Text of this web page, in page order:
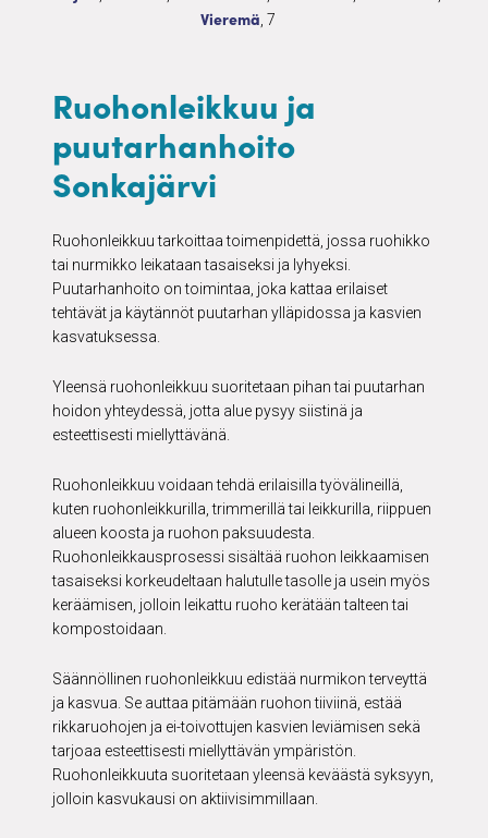
Ruohonleikkuu ja puutarhanhoito
Vieremä7 palvelua
, 7
Ruohonleikkuu ja
puutarhanhoito
Sonkajärvi
Ruohonleikkuu tarkoittaa toimenpidettä, jossa ruohikko
tai nurmikko leikataan tasaiseksi ja lyhyeksi.
Puutarhanhoito on toimintaa, joka kattaa erilaiset
tehtävät ja käytännöt puutarhan ylläpidossa ja kasvien
kasvatuksessa.
Yleensä ruohonleikkuu suoritetaan pihan tai puutarhan
hoidon yhteydessä, jotta alue pysyy siistinä ja
esteettisesti miellyttävänä.
Ruohonleikkuu voidaan tehdä erilaisilla työvälineillä,
kuten ruohonleikkurilla, trimmerillä tai leikkurilla, riippuen
alueen koosta ja ruohon paksuudesta.
Ruohonleikkausprosessi sisältää ruohon leikkaamisen
tasaiseksi korkeudeltaan halutulle tasolle ja usein myös
keräämisen, jolloin leikattu ruoho kerätään talteen tai
kompostoidaan.
Säännöllinen ruohonleikkuu edistää nurmikon terveyttä
ja kasvua. Se auttaa pitämään ruohon tiiviinä, estää
rikkaruohojen ja ei-toivottujen kasvien leviämisen sekä
tarjoaa esteettisesti miellyttävän ympäristön.
Ruohonleikkuuta suoritetaan yleensä keväästä syksyyn,
jolloin kasvukausi on aktiivisimmillaan.